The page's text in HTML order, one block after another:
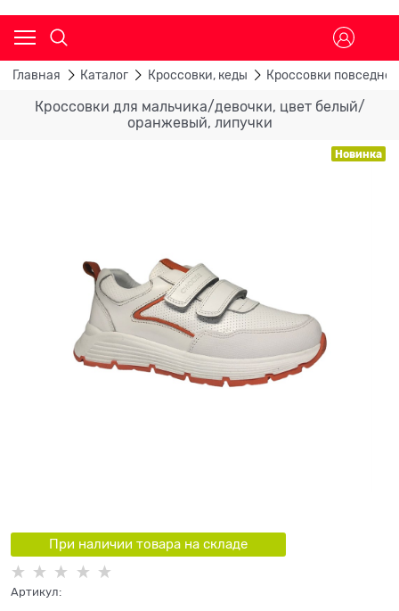
Главная Каталог Кроссовки, кеды Кроссовки
Кроссовки для мальчика/девочки, цвет белый/
оранжевый, липучки
Новинка
При наличии товара на складе
Артикул: